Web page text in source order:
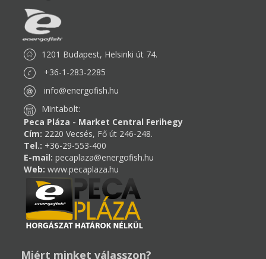
1201 Budapest, Helsinki út 74.
+36-1-283-2285
info@energofish.hu
Mintabolt:
Peca Pláza - Market Central Ferihegy
Cím: 2220 Vecsés, Fő út 246-248.
Tel.: +36-29-553-400
E-mail: pecaplaza@energofish.hu
Web: www.pecaplaza.hu
Miért minket válasszon?